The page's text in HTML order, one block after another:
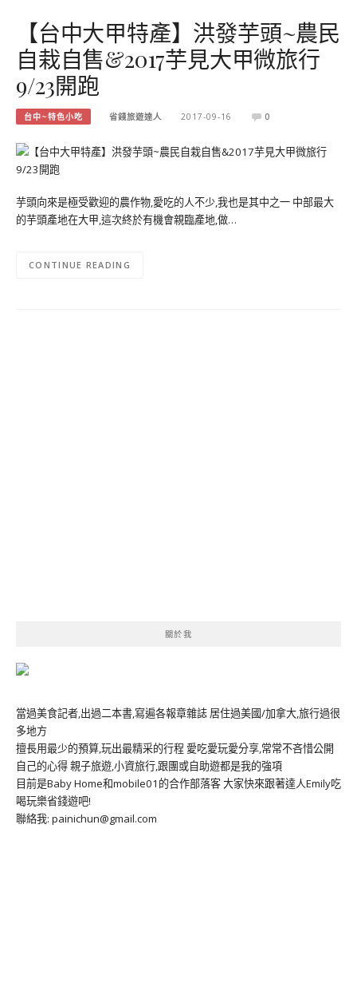
【台中大甲特產】洪發芋頭~農民
自栽自售&2017芋見大甲微旅行
9/23開跑
台中~特色小吃 省錢旅遊達人 2017-09-16 0
芋頭向來是極受歡迎的農作物,愛吃的人不少,我也是其中之一 中部最大
的芋頭產地在大甲,這次終於有機會親臨產地,做…
CONTINUE READING
關於我
當過美食記者,出過二本書,寫遍各報章雜誌 居住過美國/加拿大,旅行過很
多地方
擅長用最少的預算,玩出最精采的行程 愛吃愛玩愛分享,常常不吝惜公開
自己的心得 親子旅遊,小資旅行,跟團或自助遊都是我的強項
目前是Baby Home和mobile01的合作部落客 大家快來跟著達人Emily吃
喝玩樂省錢遊吧!
聯絡我: painichun@gmail.com